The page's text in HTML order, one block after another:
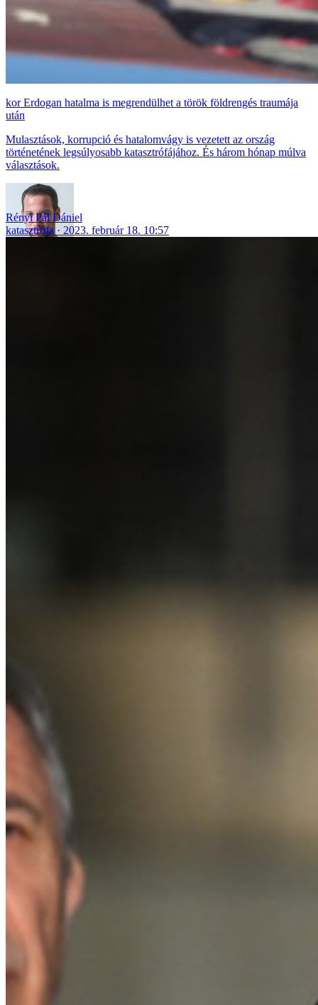
Erdogan hatalma is megrendülhet a török földrengés traumája
után
Mulasztások, korrupció és hatalomvágy is vezetett az ország
történetének legsúlyosabb katasztrófájához. És három hónap múlva
választások.
Rényi Pál Dániel
katasztrófa
2023. február 18. 10:57